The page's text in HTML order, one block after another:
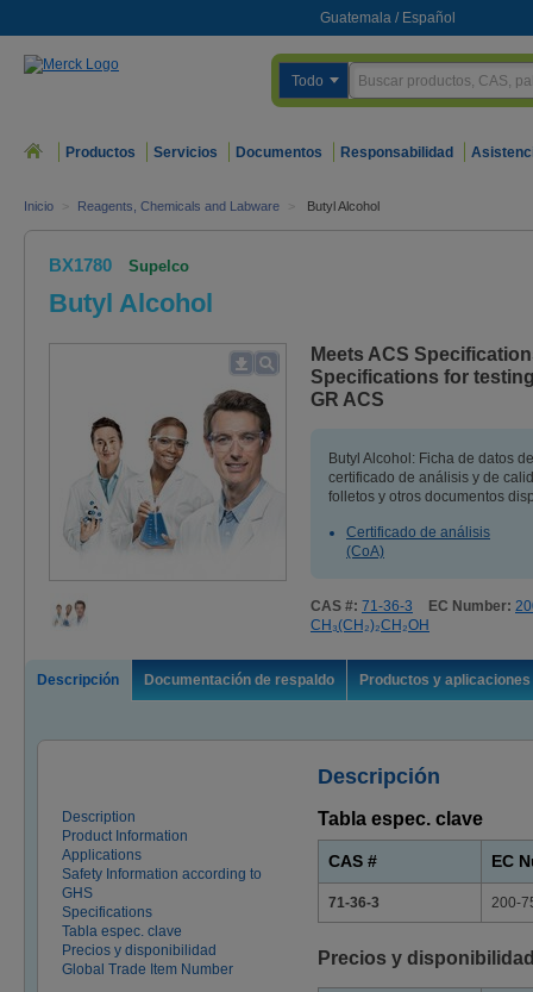
Guatemala / Español
Todo
Productos Servicios Documentos Responsabilidad
Inicio > Reagents, Chemicals and Labware > Butyl Alcohol
BX1780 Supelco
Butyl Alcohol
Meets ACS
Specifications for
GR ACS
Butyl Alcohol: Ficha de datos
certificado de análisis y de
folletos y otros documentos
Certificado de análisis
(CoA)
CAS #: 71-36-3 EC Number:
CH₃(CH₂)₂CH₂OH
Descripción Documentación de respaldo Productos y
Descripción
Description
Product Information
Applications
Safety Information according to
GHS
Specifications
Tabla espec. clave
Precios y disponibilidad
Global Trade Item Number
Tabla espec. clave
CAS # EC
71-36-3 200-
Precios y